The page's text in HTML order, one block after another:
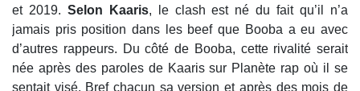
et 2019. Selon Kaaris, le clash est né du fait qu’il n’a
jamais pris position dans les beef que Booba a eu avec
d’autres rappeurs. Du côté de Booba, cette rivalité serait
née après des paroles de Kaaris sur Planète rap où il se
sentait visé. Bref chacun sa version et après des mois de